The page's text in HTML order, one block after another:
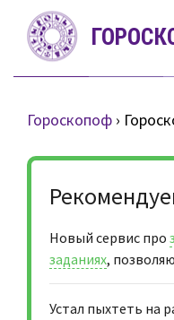
Гороскопоф ›
Новый сервис про
заданиях,
Устал пыхтеть на